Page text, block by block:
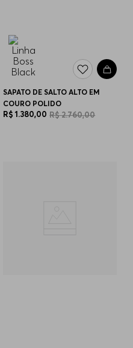
SAPATO DE SALTO ALTO EM
COURO POLIDO
R$ 1.380,00 R$2.760,00